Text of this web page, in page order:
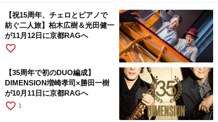
【祝15周年、チェロとピアノで
紡ぐ二人旅】柏木広樹＆光田健一
が11月12日に京都RAGへ
favorite_border
【35周年で初のDUO編成】
DIMENSION増崎孝司×勝田一樹
が10月11日に京都RAGへ
favorite_border 1